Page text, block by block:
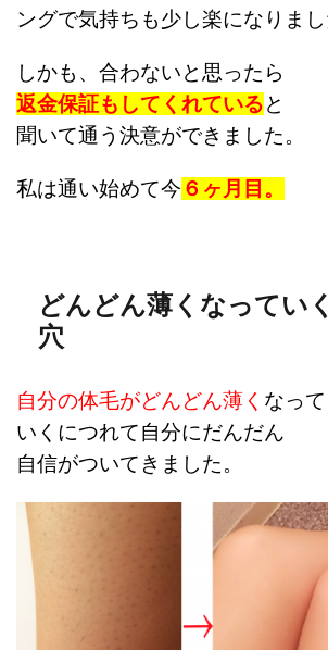
ングで気持ちも少し楽になりまし
しかも、合わないと思ったら
返金保証もしてくれていると
聞いて通う決意ができました。
私は通い始めて今 ６ヶ月目。
どんどん薄くなってい
穴
自分の体毛がどんどん薄く なって
いくにつれて自分にだんだん
自信がついてきました。